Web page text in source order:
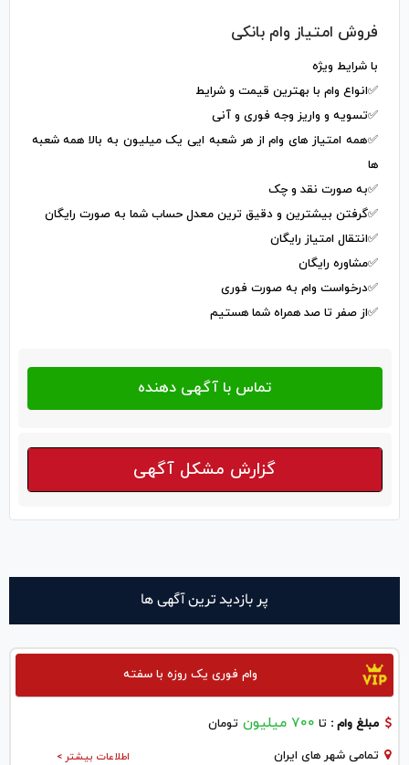
فروش امتیاز وام بانکی
با شرایط ویژه
✅انواع وام با بهترین قیمت و شرایط
✅تسویه و واریز وجه فوری و آنی
✅همه امتیاز های وام از هر شعبه ایی یک میلیون به بالا همه شعبه
ها
✅به صورت نقد و چک
✅گرفتن بیشترین و دقیق ترین معدل حساب شما به صورت رایگان
✅انتقال امتیاز رایگان
✅مشاوره رایگان
✅درخواست وام به صورت فوری
✅از صفر تا صد همراه شما هستیم
گزارش مشکل آگهی
پر بازدید ترین آگهی ها
وام فوری یک روزه با سفته
مبلغ وام : تا 700 میلیون تومان
اطلاعات بیشتر > تمامی شهر های ایران